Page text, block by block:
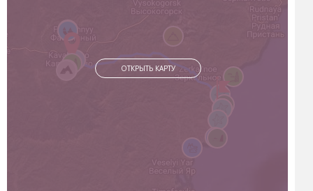
глазами открылось чистое Японское море и огромный
песчаный пляж.
десант в составе девяти человек из Кавалерово в бухту,
расположенную между двумя мысами: Выступ и
километров по сопкам Сихотэ-Алиня, через дубовый лесок,
до бухты Дубовая по проселочной дороге, которая когда-то
строилась еще военными. Мы пошли вверх и по пути
ОТКРЫТЬ КАРТУ